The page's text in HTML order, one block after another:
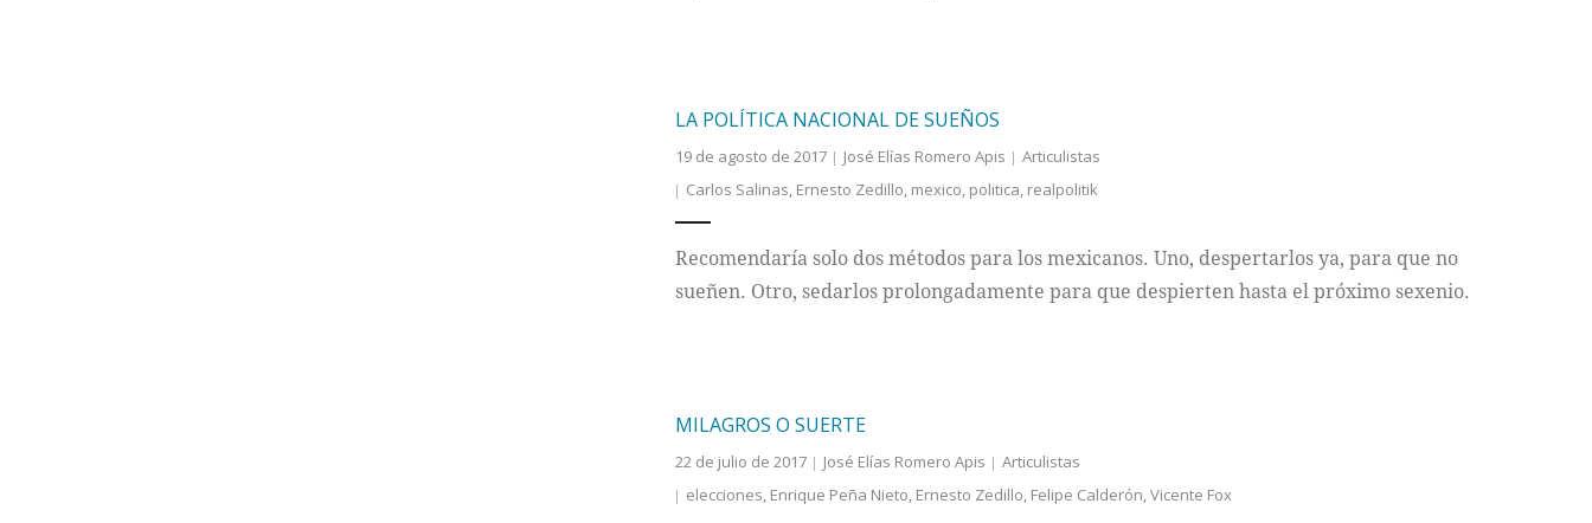
LA POLÍTICA NACIONAL DE SUEÑOS
19 de agosto de 2017 José Elías Romero Apis
Articulistas
Carlos Salinas, Ernesto Zedillo, mexico, politica, realpolitik
Recomendaría solo dos métodos para los mexicanos. Uno, despertarlos ya, para que no
sueñen. Otro, sedarlos prolongadamente para que despierten hasta el próximo sexenio.
MILAGROS O SUERTE
22 de julio de 2017 José Elías Romero Apis
Articulistas
elecciones, Enrique Peña Nieto, Ernesto Zedillo, Felipe Calderón,Vicente Fox